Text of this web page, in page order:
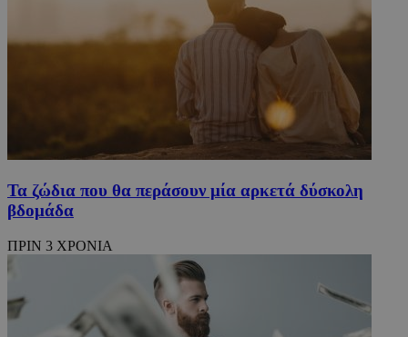
Τα ζώδια που θα περάσουν μία αρκετά δύσκολη
βδομάδα
ΠΡΙΝ 3 ΧΡΟΝΙΑ